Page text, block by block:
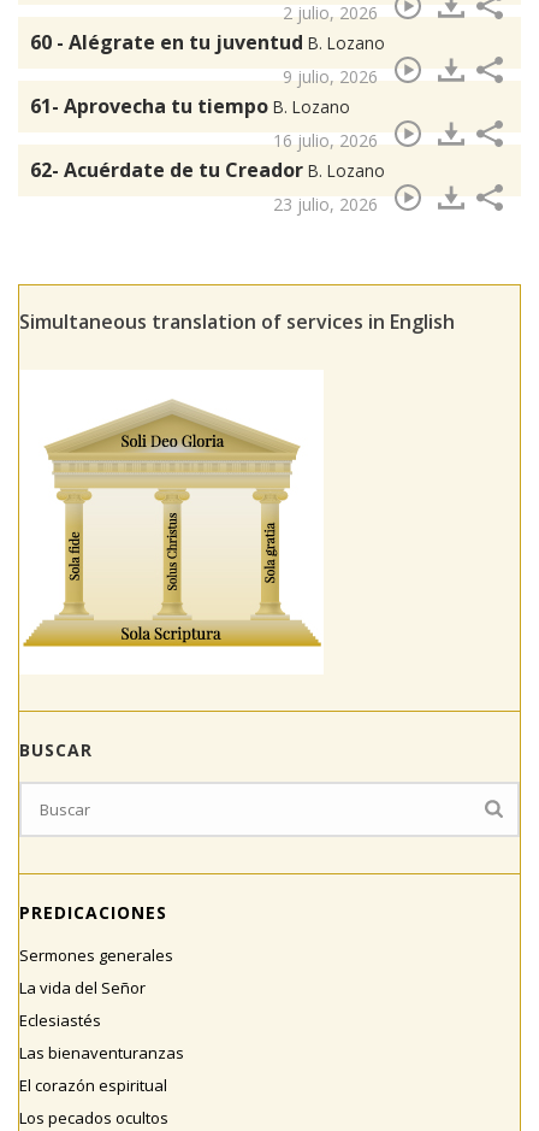
2 julio, 2026
60 - Alégrate en tu juventud B. Lozano
9 julio, 2026
61- Aprovecha tu tiempo B. Lozano
16 julio, 2026
62- Acuérdate de tu Creador B. Lozano
23 julio, 2026
Simultaneous translation of services in English
BUSCAR
PREDICACIONES
Sermones generales
La vida del Señor
Eclesiastés
Las bienaventuranzas
El corazón espiritual
Los pecados ocultos